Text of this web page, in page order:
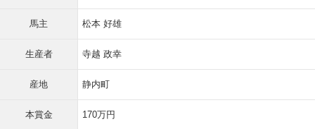
馬主 松本 好雄
生産者 寺越 政幸
産地 静内町
本賞金 170万円